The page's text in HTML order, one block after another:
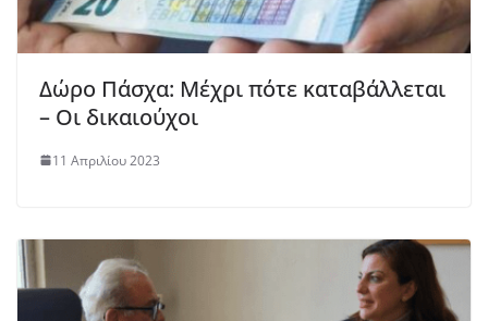
Δώρο Πάσχα: Μέχρι πότε καταβάλλεται
– Οι δικαιούχοι
11 Απριλίου 2023